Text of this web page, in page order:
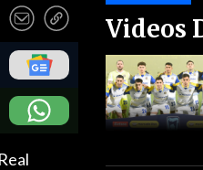
Videos